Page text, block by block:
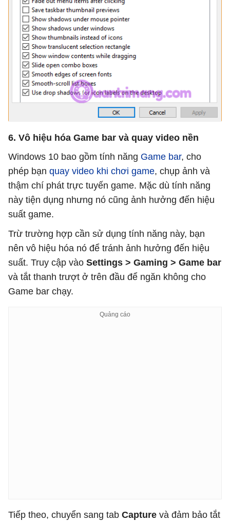
6. Vô hiệu hóa Game bar và quay video nền
Windows 10 bao gồm tính năng Game bar, cho
phép bạn quay video khi chơi game, chụp ảnh và
thậm chí phát trực tuyến game. Mặc dù tính năng
này tiện dụng nhưng nó cũng ảnh hưởng đến hiệu
suất game.
Trừ trường hợp cần sử dụng tính năng này, bạn
nên vô hiệu hóa nó để tránh ảnh hưởng đến hiệu
suất. Truy cập vào Settings > Gaming > Game bar
và tắt thanh trượt ở trên đầu để ngăn không cho
Game bar chạy.
Tiếp theo, chuyển sang tab Capture và đảm bảo tắt